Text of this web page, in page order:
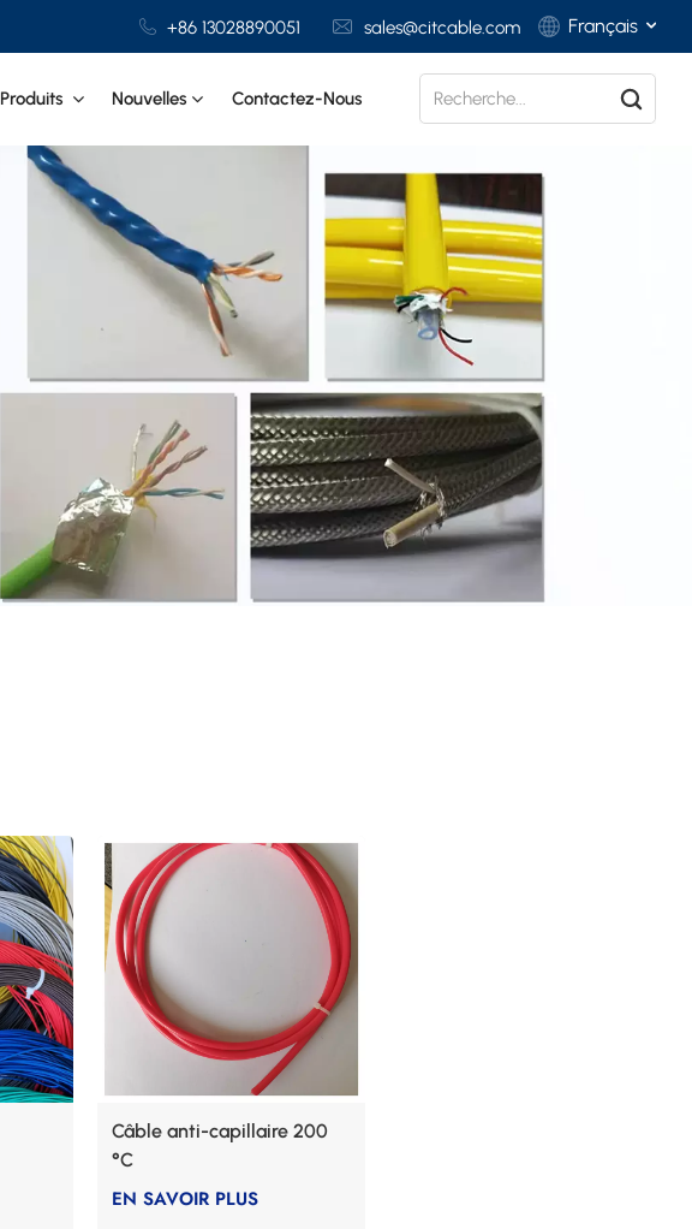
+86 13028890051 sales@citcable.com Français
Deutsch
Italiano
Español
Produits Nouvelles Contactez-Nous
Câble anti-capillaire 200
°C
EN SAVOIR PLUS